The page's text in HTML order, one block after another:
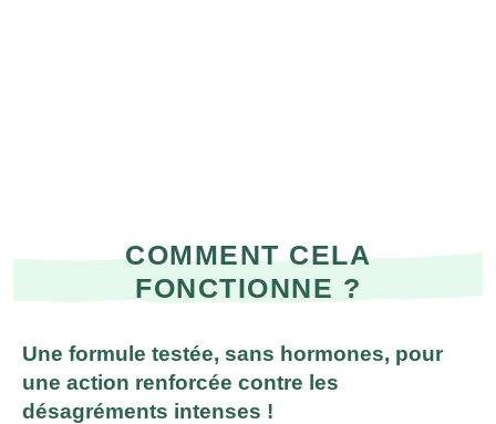
COMMENT CELA
FONCTIONNE ?
Une formule testée, sans hormones, pour
une action renforcée contre les
désagréments intenses !